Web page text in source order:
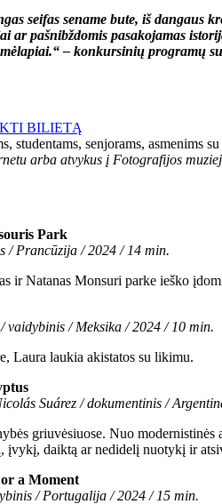
seifas sename bute, iš
ar pašnibždomis pasakojamas
– konkursinių programų
BILIETĄ
studentams, senjorams, asmenims
arba atvykus į Fotografijos
Park
/ Prancūzija / 2024 / 14 min.
ir Natanas Monsuri parke ieško
vaidybinis / Meksika / 2024 / 10 min.
Laura laukia akistatos su likimu.
Suárez / dokumentinis /
griuvėsiuose. Nuo
įvykį, daiktą ar nedidelį nuotykį ir
a Moment
/ Portugalija / 2024 / 15 min.